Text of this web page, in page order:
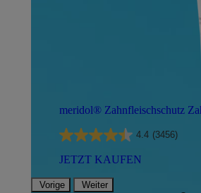
meridol® Zahnfleischschutz
4.4 (3456)
JETZT KAUFEN
Vorige Weiter